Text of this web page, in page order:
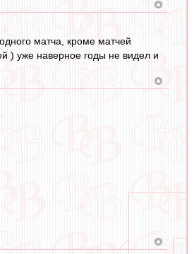
матча, кроме матчей
) уже наверное годы не видел и